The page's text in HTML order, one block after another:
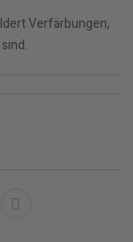
Verfärbungen,